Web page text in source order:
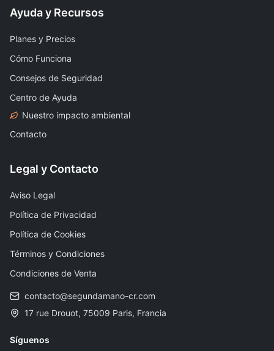
Ayuda y Recursos
Planes y Precios
Cómo Funciona
Consejos de Seguridad
Centro de Ayuda
Nuestro impacto ambiental
Contacto
Legal y Contacto
Aviso Legal
Política de Privacidad
Política de Cookies
Términos y Condiciones
Condiciones de Venta
contacto@segundamano-cr.com
17 rue Drouot, 75009 Paris, Francia
Síguenos